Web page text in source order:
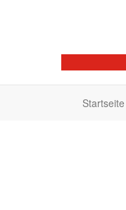
Startseite